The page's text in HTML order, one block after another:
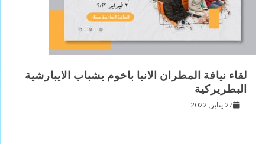
لقاء نيافة المطران الانبا باخوم بشباب الايبارشية
البطريركية
27 يناير, 2022